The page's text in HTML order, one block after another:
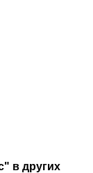
в других